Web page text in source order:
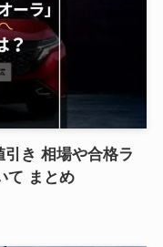
引き 相場や合格ラ
て まとめ